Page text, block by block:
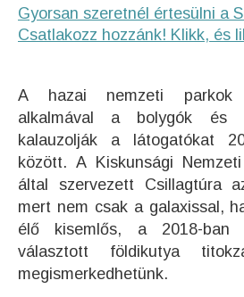
Gyorsan szeretnél értesülni a
Csatlakozz hozzánk! Klikk, és
A hazai nemzeti parkok
alkalmával a bolygók és
kalauzolják a látogatókat
között. A Kiskunsági
által szervezett Csillagtúra
mert nem csak a galaxissal,
élő kisemlős, a 2018-ban
választott földikutya
megismerkedhetünk.